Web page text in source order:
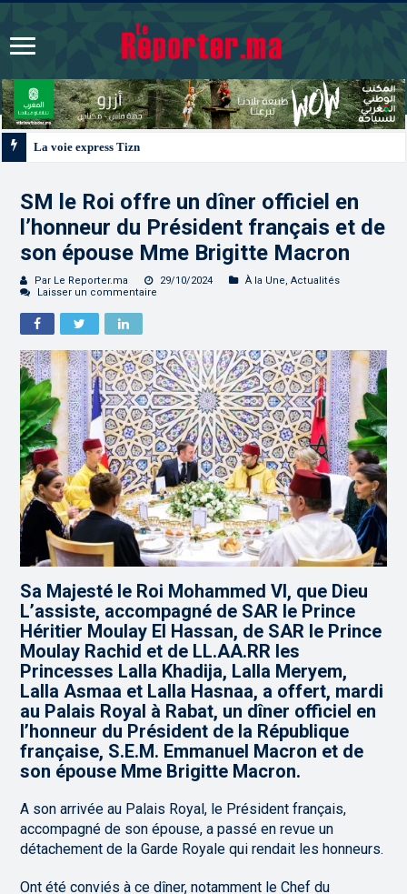
SM le Roi offre un dîner officiel en
l’honneur du Président français et de
son épouse Mme Brigitte Macron
Par Le Reporter.ma 29/10/2024 À la Une,Actualités
Laisser un commentaire
Sa Majesté le Roi Mohammed VI, que Dieu
L’assiste, accompagné de SAR le Prince
Héritier Moulay El Hassan, de SAR le Prince
Moulay Rachid et de LL.AA.RR les
Princesses Lalla Khadija, Lalla Meryem,
Lalla Asmaa et Lalla Hasnaa, a offert, mardi
au Palais Royal à Rabat, un dîner officiel en
l’honneur du Président de la République
française, S.E.M. Emmanuel Macron et de
son épouse Mme Brigitte Macron.
A son arrivée au Palais Royal, le Président français,
accompagné de son épouse, a passé en revue un
détachement de la Garde Royale qui rendait les honneurs.
Ont été conviés à ce dîner, notamment le Chef du